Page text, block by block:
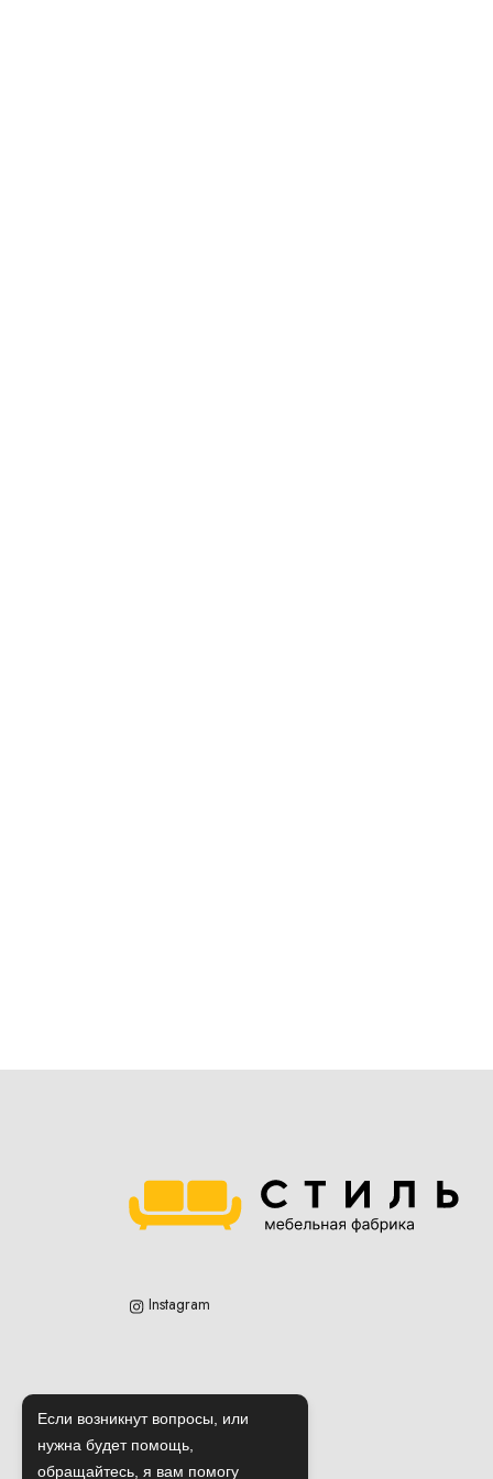
Если возникнут вопросы, или
нужна будет помощь,
обращайтесь, я вам помогу
Instagram